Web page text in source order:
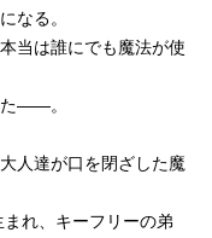
なる。
当は誰にでも魔法が使
た――。
人達が口を閉ざした魔
まれ、キーフリーの弟